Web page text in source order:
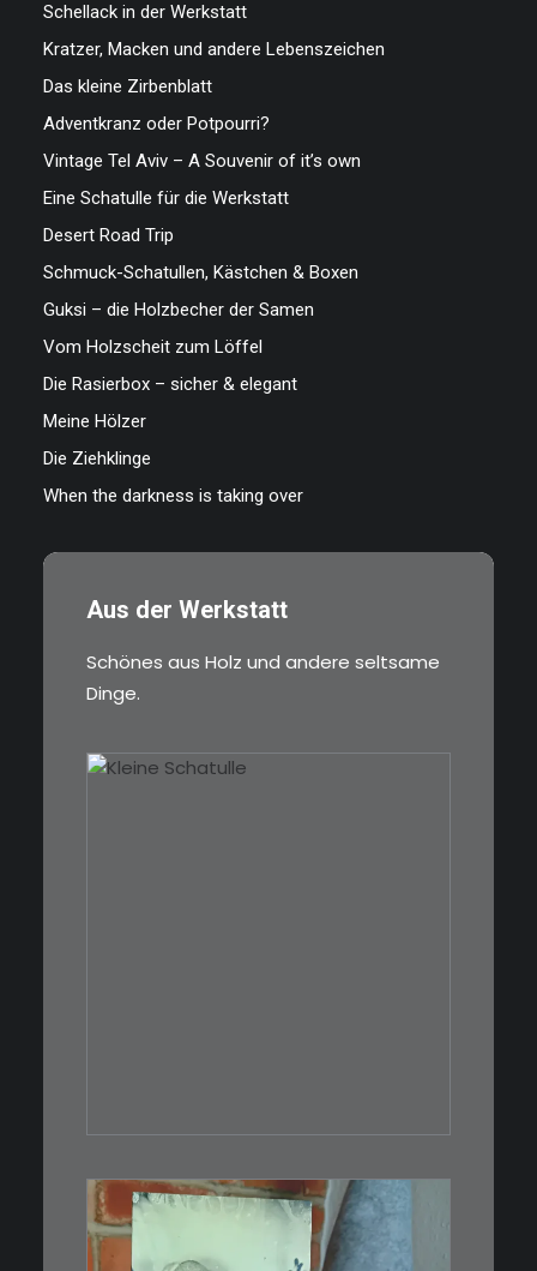
Schellack in der Werkstatt
Kratzer, Macken und andere Lebenszeichen
Das kleine Zirbenblatt
Adventkranz oder Potpourri?
Vintage Tel Aviv – A Souvenir of it’s own
Eine Schatulle für die Werkstatt
Desert Road Trip
Schmuck-Schatullen, Kästchen & Boxen
Guksi – die Holzbecher der Samen
Vom Holzscheit zum Löffel
Die Rasierbox – sicher & elegant
Meine Hölzer
Die Ziehklinge
When the darkness is taking over
Aus der Werkstatt
Schönes aus Holz und andere seltsame
Dinge.